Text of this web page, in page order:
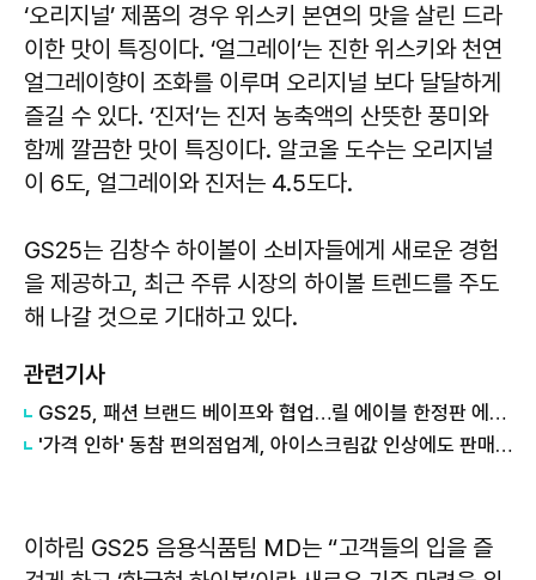
‘오리지널’ 제품의 경우 위스키 본연의 맛을 살린 드라
이한 맛이 특징이다. ‘얼그레이’는 진한 위스키와 천연
얼그레이향이 조화를 이루며 오리지널 보다 달달하게
즐길 수 있다. ‘진저’는 진저 농축액의 산뜻한 풍미와
함께 깔끔한 맛이 특징이다. 알코올 도수는 오리지널
이 6도, 얼그레이와 진저는 4.5도다.
GS25는 김창수 하이볼이 소비자들에게 새로운 경험
을 제공하고, 최근 주류 시장의 하이볼 트렌드를 주도
해 나갈 것으로 기대하고 있다.
관련기사
​GS25, 패션 브랜드 베이프와 협업…릴 에이블 한정판 에디션 출시
'가격 인하' 동참 편의점업계, 아이스크림값 인상에도 판매가 동결
이하림 GS25 음용식품팀 MD는 “고객들의 입을 즐